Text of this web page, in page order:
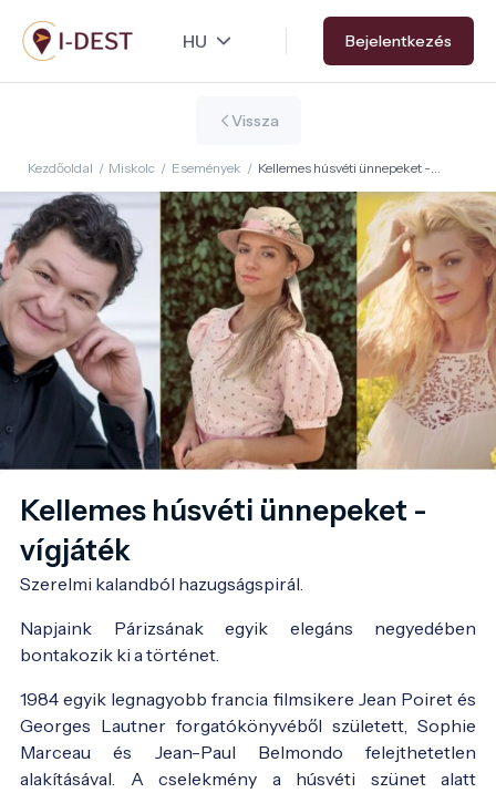
Ugrás
a
tartalomra
Bejelentkezés
Vissza
Kezdőoldal / Miskolc / Események / Kellemes húsvéti ünnepeket -
vígjáték
Kellemes húsvéti ünnepeket -
vígjáték
Szerelmi kalandból hazugságspirál.
Napjaink Párizsának egyik elegáns negyedében
bontakozik ki a történet.
1984 egyik legnagyobb francia filmsikere Jean Poiret és
Georges Lautner forgatókönyvéből született, Sophie
Marceau és Jean-Paul Belmondo felejthetetlen
alakításával. A cselekmény a húsvéti szünet alatt